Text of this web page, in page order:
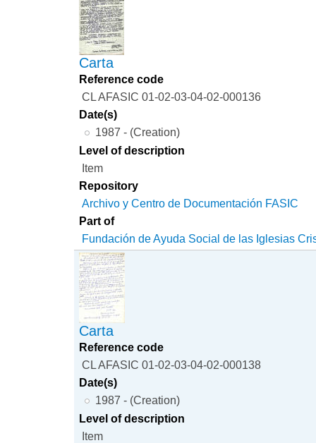
Carta
Reference code
CL AFASIC 01-02-03-04-02-000136
Date(s)
1987 - (Creation)
Level of description
Item
Repository
Archivo y Centro de Documentación FASIC
Part of
Fundación de Ayuda Social de las Iglesias
Carta
Reference code
CL AFASIC 01-02-03-04-02-000138
Date(s)
1987 - (Creation)
Level of description
Item